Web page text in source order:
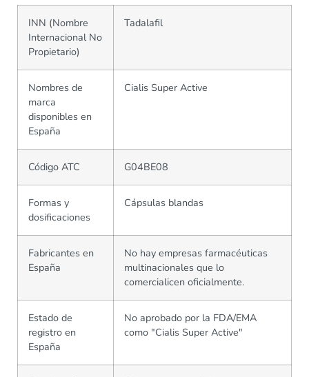
INN (Nombre
Internacional No
Propietario)
Tadalafil
Nombres de
marca
disponibles en
España
Cialis Super Active
Código ATC G04BE08
Formas y
dosificaciones
Cápsulas blandas
Fabricantes en
España
No hay empresas farmacéuticas
multinacionales que lo
comercialicen oficialmente.
Estado de
registro en
España
No aprobado por la FDA/EMA
como "Cialis Super Active"